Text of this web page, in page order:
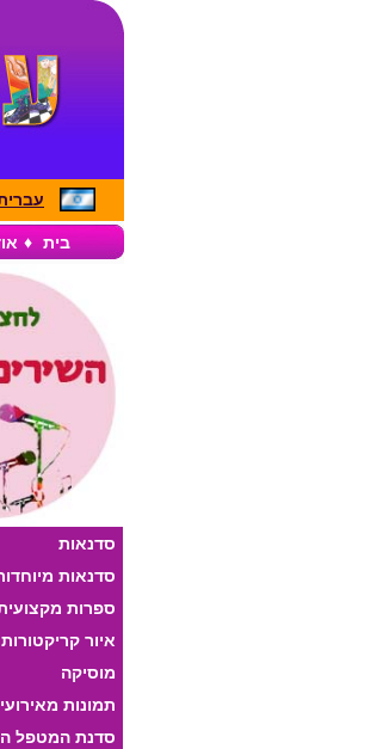
בית ♦
סדנאות
סדנאות
ספרות
איור קריקטורות
מוסיקה
תמונות
סדנת המטפל